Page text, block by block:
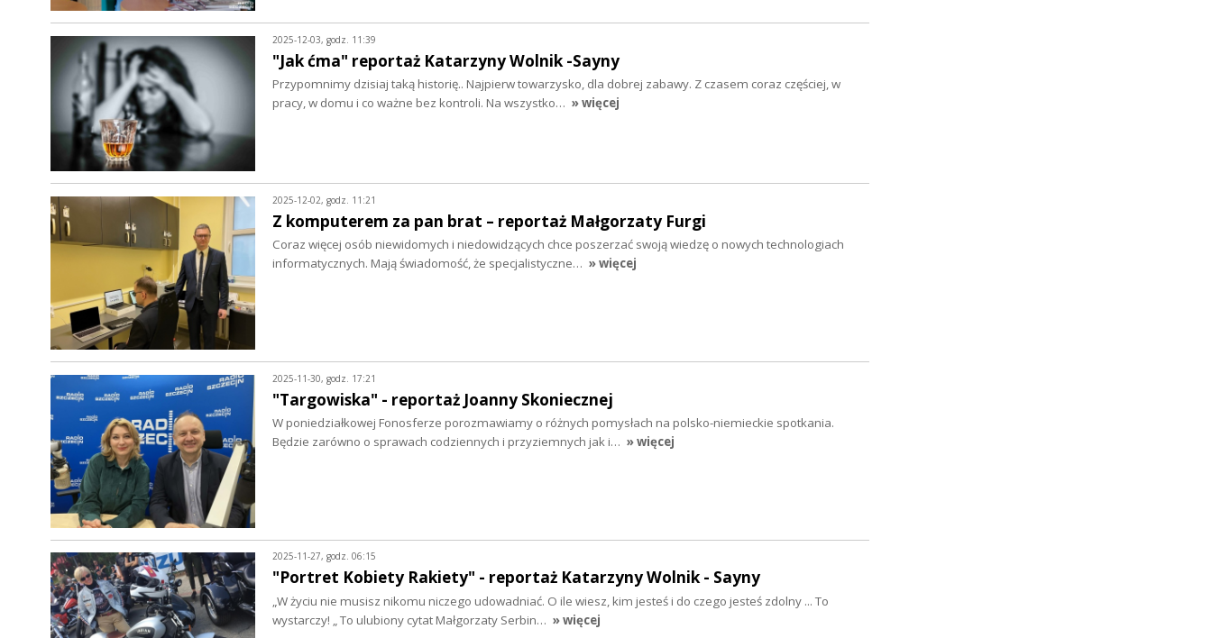
2025-12-03, godz. 11:39
"Jak ćma" reportaż Katarzyny Wolnik -Sayny
Przypomnimy dzisiaj taką historię.. Najpierw towarzysko, dla dobrej zabawy. Z czasem coraz częściej, w
pracy, w domu i co ważne bez kontroli. Na wszystko… » więcej
2025-12-02, godz. 11:21
Z komputerem za pan brat – reportaż Małgorzaty Furgi
Coraz więcej osób niewidomych i niedowidzących chce poszerzać swoją wiedzę o nowych technologiach
informatycznych. Mają świadomość, że specjalistyczne… » więcej
2025-11-30, godz. 17:21
"Targowiska" - reportaż Joanny Skoniecznej
W poniedziałkowej Fonosferze porozmawiamy o różnych pomysłach na polsko-niemieckie spotkania.
Będzie zarówno o sprawach codziennych i przyziemnych jak i… » więcej
2025-11-27, godz. 06:15
"Portret Kobiety Rakiety" - reportaż Katarzyny Wolnik - Sayny
„W życiu nie musisz nikomu niczego udowadniać. O ile wiesz, kim jesteś i do czego jesteś zdolny ... To
wystarczy! „ To ulubiony cytat Małgorzaty Serbin… » więcej